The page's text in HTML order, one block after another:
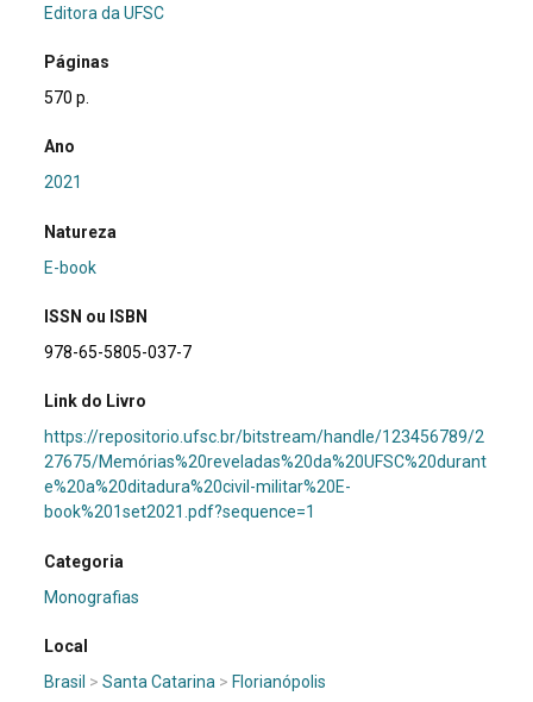
Editora da UFSC
Páginas
570 p.
Ano
2021
Natureza
E-book
ISSN ou ISBN
978-65-5805-037-7
Link do Livro
https://repositorio.ufsc.br/bitstream/handle/123456789/2
27675/Memórias%20reveladas%20da%20UFSC%20durant
e%20a%20ditadura%20civil-militar%20E-
book%201set2021.pdf?sequence=1
Categoria
Monografias
Local
Brasil >Santa Catarina > Florianópolis